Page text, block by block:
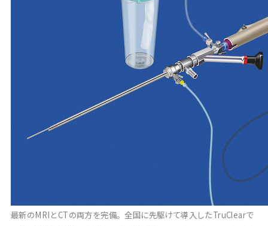
最新のMRIとCTの両方を完備。全国に先駆けて導入したTruClearで